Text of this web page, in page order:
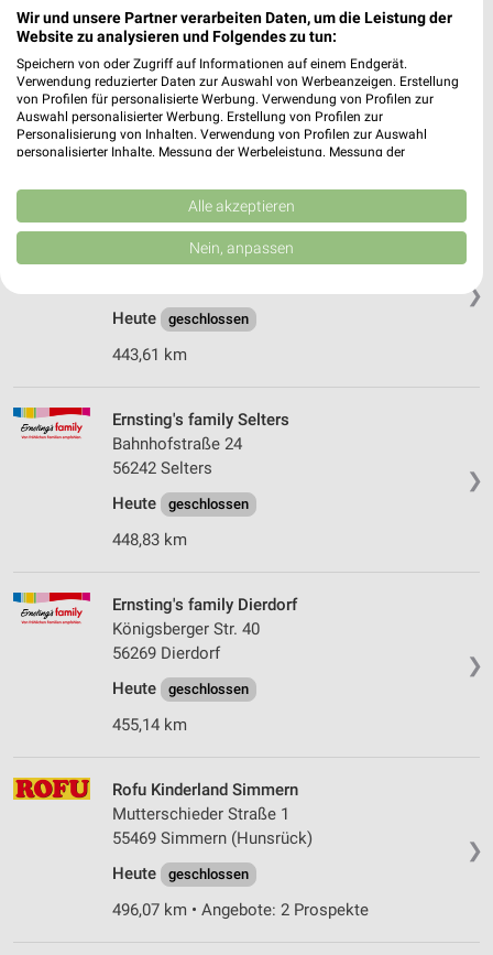
Ernsting's family Mayen
Marktstraße 27
56727 Mayen
Heute geschlossen
❯
Ernsting's family Diez
Marktplatz 1+3
Heute
geschlossen
443,61 km
❯
Ernsting's family Selters
Bahnhofstraße 24
56242 Selters
Heute
geschlossen
448,83 km
❯
Ernsting's family Dierdorf
Königsberger Str. 40
56269 Dierdorf
Heute
geschlossen
455,14 km
❯
Rofu Kinderland Simmern
Mutterschieder Straße 1
55469 Simmern (Hunsrück)
Heute
geschlossen
496,07 km • Angebote: 2 Prospekte
Wir und unsere Partner verarbeiten Daten, um die Leistung der
Website zu analysieren und Folgendes zu tun:
Speichern von oder Zugriff auf Informationen auf einem Endgerät.
Verwendung reduzierter Daten zur Auswahl von Werbeanzeigen. Erstellung
von Profilen für personalisierte Werbung. Verwendung von Profilen zur
Auswahl personalisierter Werbung. Erstellung von Profilen zur
Personalisierung von Inhalten. Verwendung von Profilen zur Auswahl
personalisierter Inhalte. Messung der Werbeleistung. Messung der
Kombinationen von Daten aus verschiedenen Quellen. Entwicklung und
Verbesserung der Angebote. Verwendung reduzierter Daten zur Auswahl
von Inhalten.
Daten können außerhalb der Europäischen Union weitergegeben und in die
Website/App.
Partnerliste anzeigen (1 IAB-Anbieter)
Wir nutzen Ihre Daten für folgende Zwecke:
Speichern von oder Zugriff auf Informationen
auf einem Endgerät
Werbeanzeigen
Erstellung von Profilen für personalisierte
Verwendung von Profilen zur Auswahl
personalisierter Werbung
von Inhalten
Verwendung von Profilen zur Auswahl
Messung der Werbeleistung
Messung der Performance von Inhalten
Analyse von Zielgruppen durch Statistiken oder
Kombinationen von Daten aus verschiedenen
Alle akzeptieren
Nein, anpassen